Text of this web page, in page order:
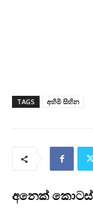
TAGS අහිමි සිහින
අනෙක් කොටස්